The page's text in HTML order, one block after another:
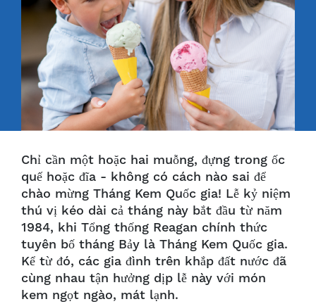
Chỉ cần một hoặc hai muỗng, đựng trong ốc
quế hoặc đĩa - không có cách nào sai để
chào mừng Tháng Kem Quốc gia! Lễ kỷ niệm
thú vị kéo dài cả tháng này bắt đầu từ năm
1984, khi Tổng thống Reagan chính thức
tuyên bố tháng Bảy là Tháng Kem Quốc gia.
Kể từ đó, các gia đình trên khắp đất nước đã
cùng nhau tận hưởng dịp lễ này với món
kem ngọt ngào, mát lạnh.